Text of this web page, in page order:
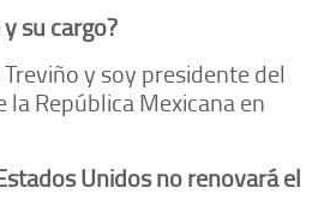
su cargo?
y soy presidente del
la República Mexicana en
Unidos no renovará el